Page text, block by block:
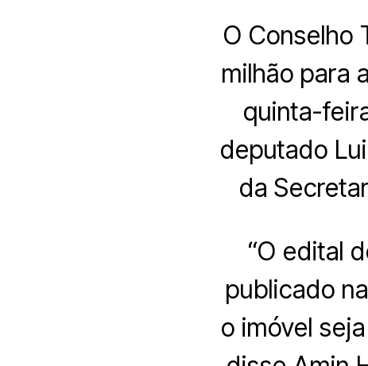
O Conselho
milhão para
quinta-
deputado
da
“O edital
publicado
o imóvel